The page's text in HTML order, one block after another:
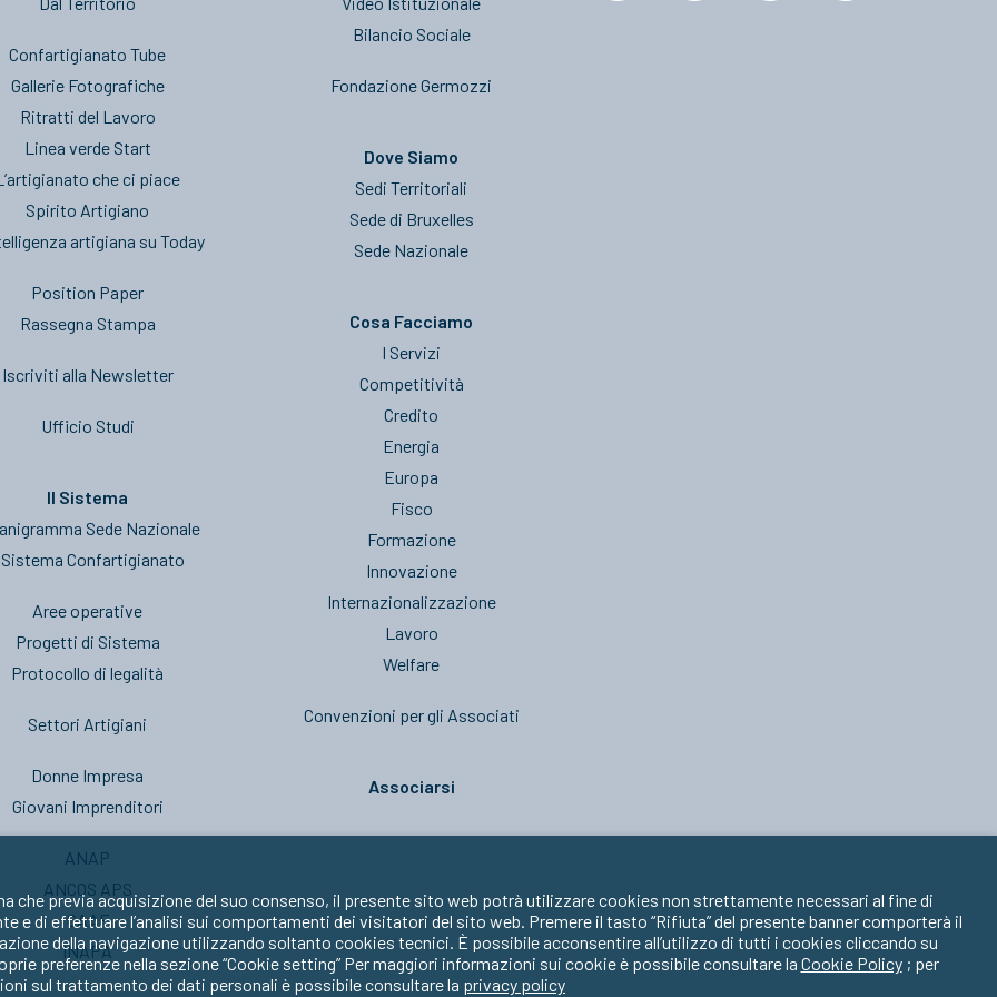
Confartigianato Tube
Gallerie Fotografiche
Ritratti del Lavoro
Linea verde Start
che ci piace
Spirito Artigiano
artigiana su Today
Position Paper
Rassegna Stampa
Iscriviti alla Newsletter
Ufficio Studi
Il Sistema
Sede Nazionale
Confartigianato
Aree operative
Progetti di Sistema
Protocollo di legalità
Settori Artigiani
Donne Impresa
Giovani Imprenditori
ANAP
ANCOS APS
CAAF
INAPA
Bilancio Sociale
Fondazione Germozzi
Dove Siamo
Sedi Territoriali
Sede di Bruxelles
Sede Nazionale
Cosa Facciamo
I Servizi
Competitività
Credito
Energia
Europa
Fisco
Formazione
Innovazione
Internazionalizzazione
Lavoro
Welfare
Convenzioni per gli Associati
Associarsi
che previa acquisizione del suo consenso, il presente sito web potrà utilizzare cookies non strettamente necessari al fine di
e di effettuare l’analisi sui comportamenti dei visitatori del sito web. Premere il tasto “Rifiuta” del presente banner comporterà il
della navigazione utilizzando soltanto cookies tecnici. È possibile acconsentire all’utilizzo di tutti i cookies cliccando su
preferenze nella sezione “Cookie setting” Per maggiori informazioni sui cookie è possibile consultare la Cookie Policy; per
sul trattamento dei dati personali è possibile consultare la privacy policy